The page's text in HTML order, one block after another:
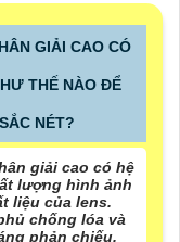
GIẢI CAO CÓ
THẾ NÀO ĐỂ
NÉT?
giải cao có hệ
lượng hình ảnh
liệu của lens.
chống lóa và
phản chiếu,